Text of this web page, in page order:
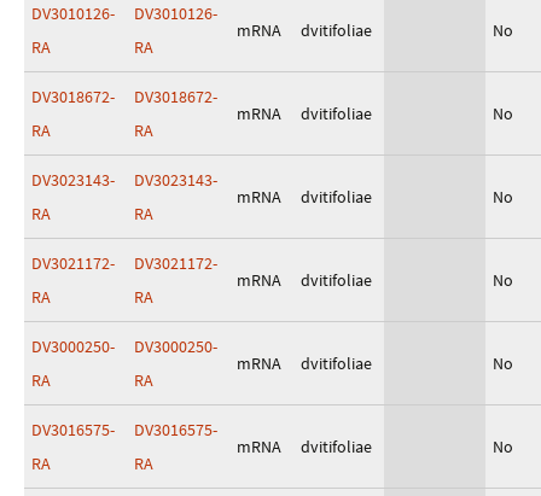
DV3010126-
RA
DV3010126-
RA
mRNA dvitifoliae No
DV3018672-
RA
DV3018672-
RA
mRNA dvitifoliae No
DV3023143-
RA
DV3023143-
RA
mRNA dvitifoliae No
DV3021172-
RA
DV3021172-
RA
mRNA dvitifoliae No
DV3000250-
RA
DV3000250-
RA
mRNA dvitifoliae No
DV3016575-
RA
DV3016575-
RA
mRNA dvitifoliae No